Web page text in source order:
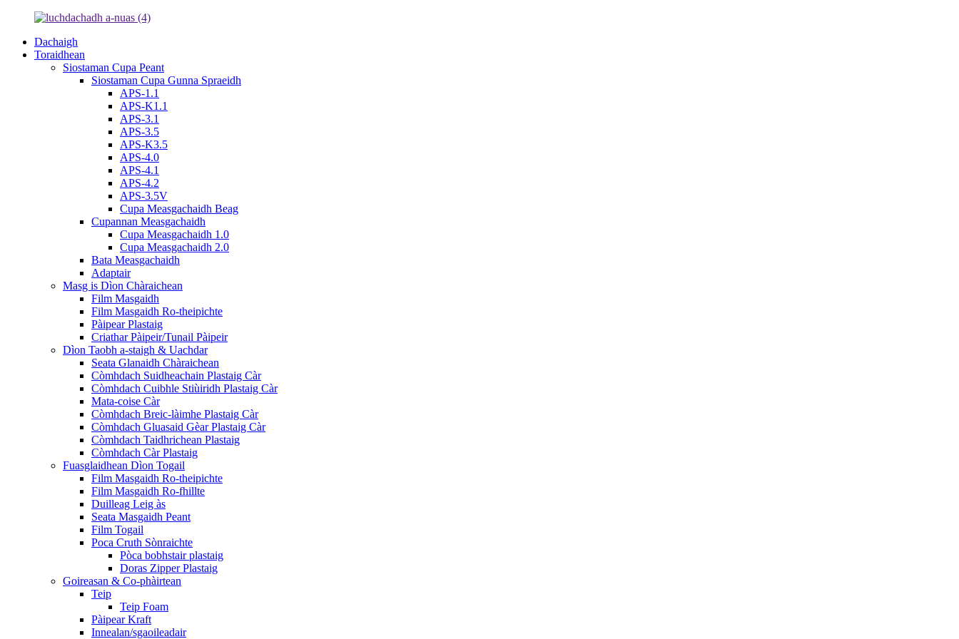
Dachaigh
Toraidhean
Siostaman Cupa Peant
Siostaman Cupa Gunna Spraeidh
APS-1.1
APS-K1.1
APS-3.1
APS-3.5
APS-K3.5
APS-4.0
APS-4.1
APS-4.2
APS-3.5V
Cupa Measgachaidh Beag
Cupannan Measgachaidh
Cupa Measgachaidh 1.0
Cupa Measgachaidh 2.0
Bata Measgachaidh
Adaptair
Masg is Dìon Chàraichean
Film Masgaidh
Film Masgaidh Ro-theipichte
Pàipear Plastaig
Criathar Pàipeir/Tunail Pàipeir
Dìon Taobh a-staigh & Uachdar
Seata Glanaidh Chàraichean
Còmhdach Suidheachain Plastaig Càr
Còmhdach Cuibhle Stiùiridh Plastaig Càr
Mata-coise Càr
Còmhdach Breic-làimhe Plastaig Càr
Còmhdach Gluasaid Gèar Plastaig Càr
Còmhdach Taidhrichean Plastaig
Còmhdach Càr Plastaig
Fuasglaidhean Dìon Togail
Film Masgaidh Ro-theipichte
Film Masgaidh Ro-fhillte
Duilleag Leig às
Seata Masgaidh Peant
Film Togail
Poca Cruth Sònraichte
Pòca bobhstair plastaig
Doras Zipper Plastaig
Goireasan & Co-phàirtean
Teip
Teip Foam
Pàipear Kraft
Innealan/sgaoileadair